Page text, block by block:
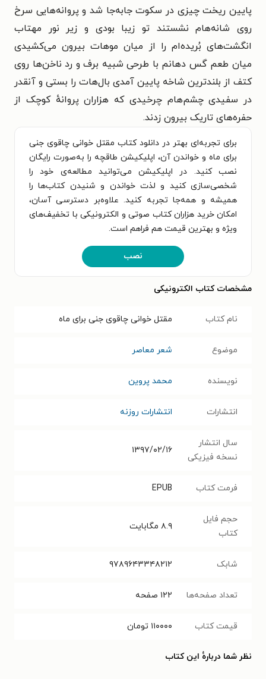
پایین ریخت چیزی در سکوت جابه‌جا شد و پروانه‌هایی سرخ
روی شانه‌هام نشستند تو زیبا بودی و زیر نور مهتاب
انگشت‌های بُریده‌ام را از میان موهات بیرون می‌کشیدی
میان طعم گس دهانم با طرحی شبیه برف و رد ناخن‌ها روی
کتف از بلندترین شاخه پایین آمدی بال‌هات را بستی و آنقدر
در سفیدی چشم‌هام چرخیدی که هزاران پروانهٔ کوچک از
حفره‌های تاریک بیرون زدند.
برای تجربه‌ای بهتر در دانلود کتاب مقتل خوانی چاقوی جنی
برای ماه و خواندن آن، اپلیکیشن طاقچه را به‌صورت رایگان
نصب کنید. در اپلیکیشن می‌توانید مطالعه‌ی خود را
شخصی‌سازی کنید و لذت خواندن و شنیدن کتاب‌ها را
همیشه و همه‌جا تجربه کنید. علاوه‌بر دسترسی آسان،
امکان خرید هزاران کتاب صوتی و الکترونیکی با تخفیف‌های
ویژه و بهترین قیمت هم فراهم است.
نصب
مشخصات کتاب الکترونیکی
نام کتاب مقتل خوانی چاقوی جنی برای ماه
موضوع شعر معاصر
نویسنده محمد پروین
انتشارات انتشارات روزنه
سال انتشار
نسخه فیزیکی
۱۳۹۷/۰۲/۱۶
فرمت کتاب EPUB
حجم فایل
کتاب
۸.۹ مگابایت
شابک ۹۷۸۹۶۴۳۳۴۸۲۱۲
تعداد صفحه‌ها ۱۲۲ صفحه
قیمت کتاب ۱۱۰۰۰۰ تومان
نظر شما دربارهٔ این کتاب